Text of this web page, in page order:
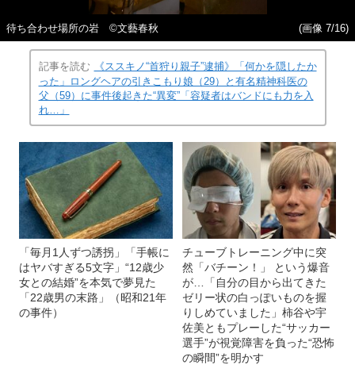
待ち合わせ場所の岩 ©文藝春秋 (画像 7/16)
記事を読む
《ススキノ“首狩り親子”逮捕》「何かを隠したか
った」ロングヘアの引きこもり娘（29）と有名精神科医の
父（59）に事件後起きた“異変”「容疑者はバンドにも力を入
れ…」
「毎月1人ずつ誘拐」「手帳に
はヤバすぎる5文字」“12歳少
女との結婚”を本気で夢見た
「22歳男の末路」（昭和21年
の事件）
チューブトレーニング中に突
然「バチーン！」 という爆音
が…「自分の目から出てきた
ゼリー状の白っぽいものを握
りしめていました」柿谷や宇
佐美ともプレーした“サッカー
選手”が視覚障害を負った“恐怖
の瞬間”を明かす